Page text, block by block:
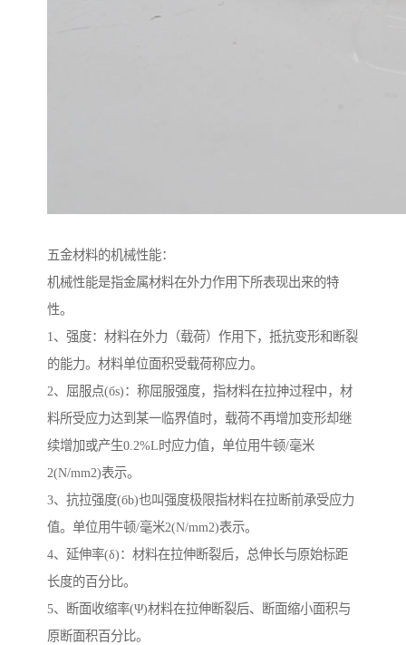
五金材料的机械性能：
机械性能是指金属材料在外力作用下所表现出来的特
性。
1、强度：材料在外力（载荷）作用下，抵抗变形和断裂
的能力。材料单位面积受载荷称应力。
2、屈服点(бs)：称屈服强度，指材料在拉抻过程中，材
料所受应力达到某一临界值时，载荷不再增加变形却继
续增加或产生0.2%L时应力值，单位用牛顿/毫米
2(N/mm2)表示。
3、抗拉强度(бb)也叫强度极限指材料在拉断前承受应力
值。单位用牛顿/毫米2(N/mm2)表示。
4、延伸率(δ)：材料在拉伸断裂后，总伸长与原始标距
长度的百分比。
5、断面收缩率(Ψ)材料在拉伸断裂后、断面缩小面积与
原断面积百分比。